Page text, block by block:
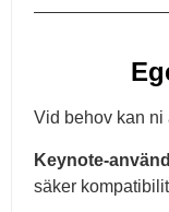
Vid behov kan ni
Keynote-
säker